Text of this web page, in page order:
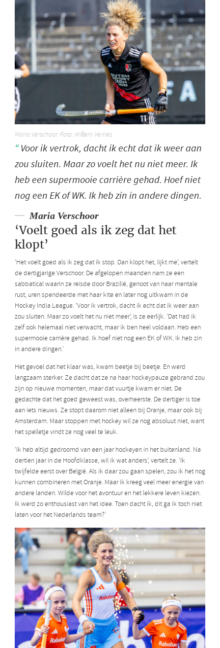
Maria Verschoor. Foto: Willem Vernes
Voor ik vertrok, dacht ik echt dat ik weer aan
zou sluiten. Maar zo voelt het nu niet meer. Ik
heb een supermooie carrière gehad. Hoef niet
nog een EK of WK. Ik heb zin in andere dingen.
Maria Verschoor
‘Voelt goed als ik zeg dat het
klopt’
‘Het voelt goed als ik zeg dat ik stop. Dan klopt het, lijkt me’, vertelt
de dertigjarige Verschoor. De afgelopen maanden nam ze een
sabbatical waarin ze reisde door Brazilië, genoot van haar mentale
rust, uren spendeerde met haar kite en later nog uitkwam in de
Hockey India League. ‘Voor ik vertrok, dacht ik echt dat ik weer aan
zou sluiten. Maar zo voelt het nu niet meer’, is ze eerlijk. ‘Dat had ik
zelf ook helemaal niet verwacht, maar ik ben heel voldaan. Heb een
supermooie carrière gehad. Ik hoef niet nog een EK of WK. Ik heb zin
in andere dingen.’
Het gevoel dat het klaar was, kwam beetje bij beetje. En werd
langzaam sterker. Ze dacht dat ze na haar hockeypauze gebrand zou
zijn op nieuwe momenten, maar dat vuurtje kwam er niet. De
gedachte dat het goed geweest was, overheerste. De dertiger is toe
aan iets nieuws. Ze stopt daarom niet alleen bij Oranje, maar ook bij
Amsterdam. Maar stoppen met hockey wil ze nog absoluut niet, want
het spelletje vindt ze nog veel te leuk.
‘Ik heb altijd gedroomd van een jaar hockeyen in het buitenland. Na
dertien jaar in de Hoofdklasse, wil ik wat anders’, vertelt ze. ‘Ik
twijfelde eerst over België. Als ik daar zou gaan spelen, zou ik het nog
kunnen combineren met Oranje. Maar ik kreeg veel meer energie van
andere landen. Wilde voor het avontuur en het lekkere leven kiezen.
Ik werd zo enthousiast van het idee. Toen dacht ik, dit ga ik toch niet
laten voor het Nederlands team?’